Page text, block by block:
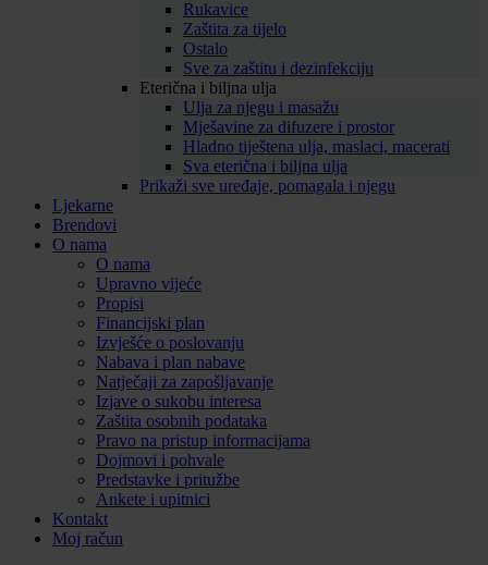
Rukavice
Zaštita za tijelo
Ostalo
Sve za zaštitu i dezinfekciju
Eterična i biljna ulja
Ulja za njegu i masažu
Mješavine za difuzere i prostor
Hladno tiještena ulja, maslaci, macerati
Sva eterična i biljna ulja
Prikaži sve uređaje, pomagala i njegu
Ljekarne
Brendovi
O nama
O nama
Upravno vijeće
Propisi
Financijski plan
Izvješće o poslovanju
Nabava i plan nabave
Natječaji za zapošljavanje
Izjave o sukobu interesa
Zaštita osobnih podataka
Pravo na pristup informacijama
Dojmovi i pohvale
Predstavke i pritužbe
Ankete i upitnici
Kontakt
Moj račun